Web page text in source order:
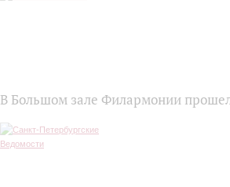
В Большом зале Филармонии